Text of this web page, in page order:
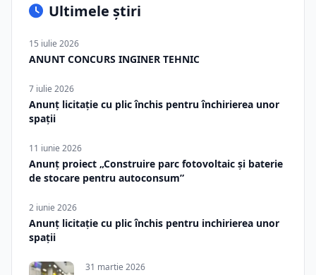
Ultimele știri
15 iulie 2026
ANUNT CONCURS INGINER TEHNIC
7 iulie 2026
Anunț licitație cu plic închis pentru închirierea unor
spații
11 iunie 2026
Anunț proiect „Construire parc fotovoltaic și baterie
de stocare pentru autoconsum”
2 iunie 2026
Anunț licitație cu plic închis pentru inchirierea unor
spații
31 martie 2026